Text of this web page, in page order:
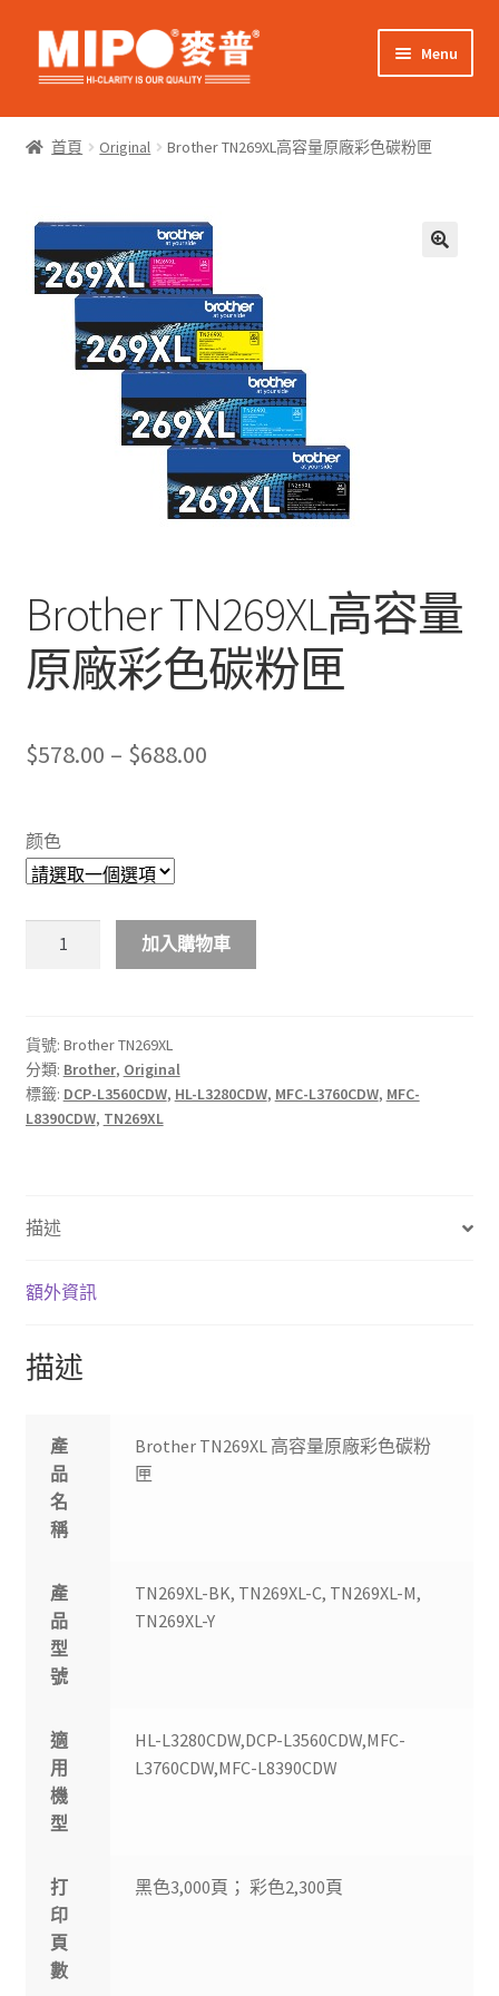
Skip
to
Skip
to
Menu
網上購物
零售客戶
Expand
child
商業客戶
我的帳戶
首頁 Original Brother TN269XL高容量原廠彩色碳粉匣
Brother TN269XL高容量
原廠彩色碳粉匣
$578.00 – $688.00Price
$688.00
颜色
量
原
廠
彩
匣
量
加入購物車
貨號: Brother TN269XL
分類: Brother, Original
標籤: DCP-L3560CDW, HL-L3280CDW, MFC-L3760CDW, MFC-
L8390CDW, TN269XL
描述
額外資訊
描述
產
品
名
稱
Brother TN269XL 高容量原廠彩色碳粉
匣
產
品
型
號
TN269XL-BK, TN269XL-C, TN269XL-M,
TN269XL-Y
適
用
機
型
HL-L3280CDW,DCP-L3560CDW,MFC-
L3760CDW,MFC-L8390CDW
打
印
頁
數
黑色3,000頁； 彩色2,300頁